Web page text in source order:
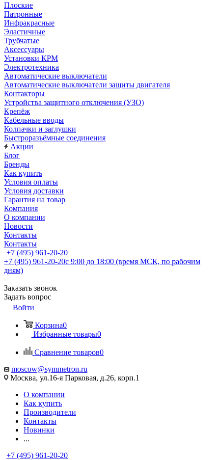
Плоские
Патронные
Инфракрасные
Эластичные
Трубчатые
Аксессуары
Установки КРМ
Электротехника
Автоматические выключатели
Автоматические выключатели защиты двигателя
Контакторы
Устройства защитного отключения (УЗО)
Крепёж
Кабельные вводы
Колпачки и заглушки
Быстроразъёмные соединения
Акции
Блог
Бренды
Как купить
Условия оплаты
Условия доставки
Гарантия на товар
Компания
О компании
Новости
Контакты
Контакты
+7 (495) 961-20-20
+7 (495) 961-20-20с 9:00 до 18:00 (время МСК, по рабочим
дням)
Заказать звонок
Задать вопрос
Войти
Корзина0
Избранные товары0
Сравнение товаров0
moscow@symmetron.ru
Москва, ул.16-я Парковая, д.26, корп.1
О компании
Как купить
Производители
Контакты
Новинки
...
+7 (495) 961-20-20